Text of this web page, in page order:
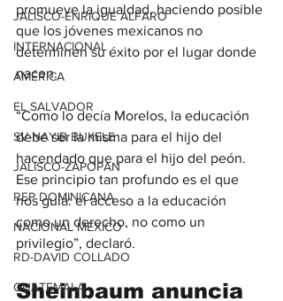
JALISCO-ENRIQUE ALFARO
INTERNACIONAL
AMÉRICA
EL SALVADOR
SV-NAYIB BUKELE
JALISCO-ZAPOPAN
REP DOMINICANA
NACIONAL MÉXICO
RD-DAVID COLLADO
GUATEMALA
promueve la igualdad, haciendo posible
que los jóvenes mexicanos no
determinen su éxito por el lugar donde
nacen.
“Como lo decía Morelos, la educación
debe ser la misma para el hijo del
hacendado que para el hijo del peón.
Ese principio tan profundo es el que
nos guía: el acceso a la educación
como un derecho, no como un
privilegio”, declaró.
Sheinbaum anuncia